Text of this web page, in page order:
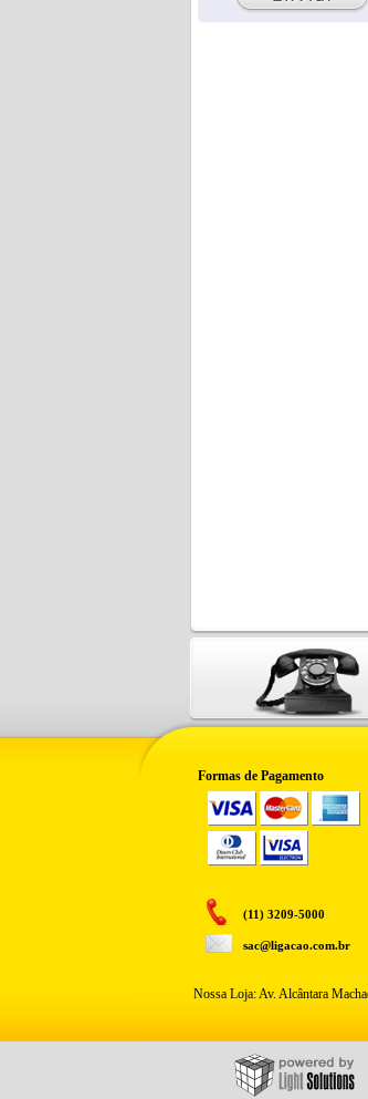
Formas de Pagamento
(11) 3209-5000
sac@ligacao.com.br
Nossa Loja: Av. Alcântara